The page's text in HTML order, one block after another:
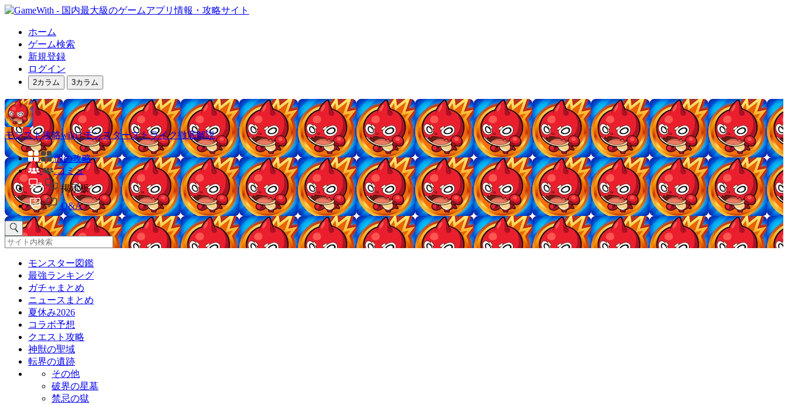
ホーム
ゲーム検索
新規登録
ログイン
2カラム 3カラム
モンスト攻略wiki | モンスターストライク徹底解説
他の攻略
コミュ
掲示板
Q&A
モンスター図鑑
最強ランキング
ガチャまとめ
ニュースまとめ
夏休み2026
コラボ予想
クエスト攻略
神獣の聖域
転界の遺跡
その他
破界の星墓
禁忌の獄